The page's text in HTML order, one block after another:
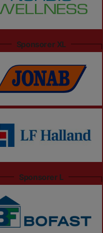
Sponsorer XL
Sponsorer L